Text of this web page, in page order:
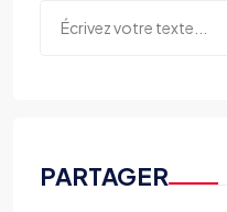
PARTAGER